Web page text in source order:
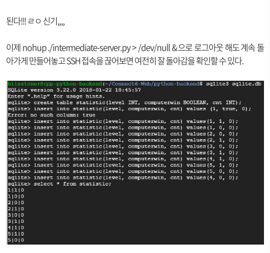
된다!!! ㄹㅇ 신기,,,,
이제 nohup ./intermediate-server.py > /dev/null & 으로 로그아웃 해도 계속 돌
아가게 만들어놓고 SSH 접속을 끊어보면 여전히 잘 돌아감을 확인할 수 있다.